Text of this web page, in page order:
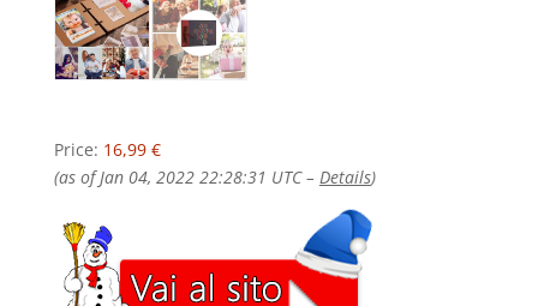
Price: 16,99 €
(as of Jan 04, 2022 22:28:31 UTC – Details)